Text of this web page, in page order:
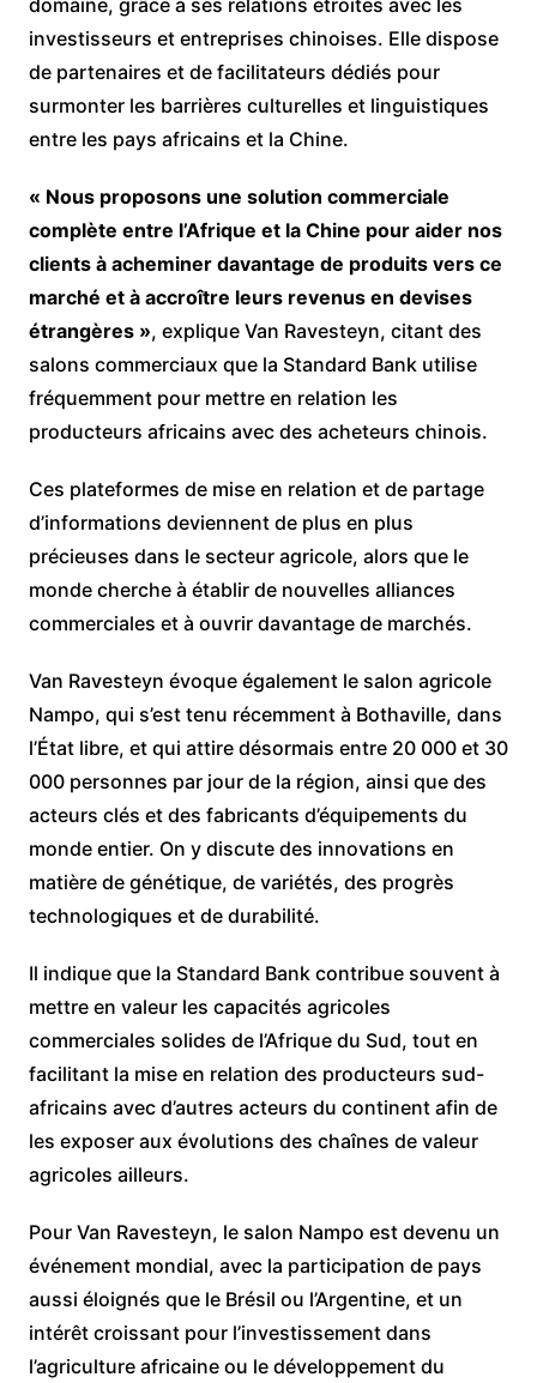
investisseurs et entreprises chinoises. Elle dispose
de partenaires et de facilitateurs dédiés pour
surmonter les barrières culturelles et linguistiques
entre les pays africains et la Chine.
« Nous proposons une solution commerciale
complète entre l’Afrique et la Chine pour aider nos
clients à acheminer davantage de produits vers ce
marché et à accroître leurs revenus en devises
étrangères », explique Van Ravesteyn, citant des
salons commerciaux que la Standard Bank utilise
fréquemment pour mettre en relation les
producteurs africains avec des acheteurs chinois.
Ces plateformes de mise en relation et de partage
d’informations deviennent de plus en plus
précieuses dans le secteur agricole, alors que le
monde cherche à établir de nouvelles alliances
commerciales et à ouvrir davantage de marchés.
Van Ravesteyn évoque également le salon agricole
Nampo, qui s’est tenu récemment à Bothaville, dans
l’État libre, et qui attire désormais entre 20 000 et 30
000 personnes par jour de la région, ainsi que des
acteurs clés et des fabricants d’équipements du
monde entier. On y discute des innovations en
matière de génétique, de variétés, des progrès
technologiques et de durabilité.
Il indique que la Standard Bank contribue souvent à
mettre en valeur les capacités agricoles
commerciales solides de l’Afrique du Sud, tout en
facilitant la mise en relation des producteurs sud-
africains avec d’autres acteurs du continent afin de
les exposer aux évolutions des chaînes de valeur
agricoles ailleurs.
Pour Van Ravesteyn, le salon Nampo est devenu un
événement mondial, avec la participation de pays
aussi éloignés que le Brésil ou l’Argentine, et un
intérêt croissant pour l’investissement dans
l’agriculture africaine ou le développement du